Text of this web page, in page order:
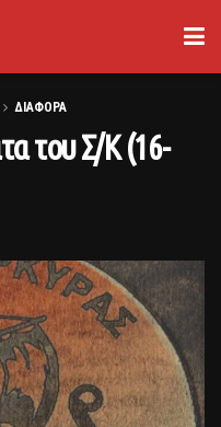
ΔΙΑΦΟΡΑ
του Σ/Κ (16-